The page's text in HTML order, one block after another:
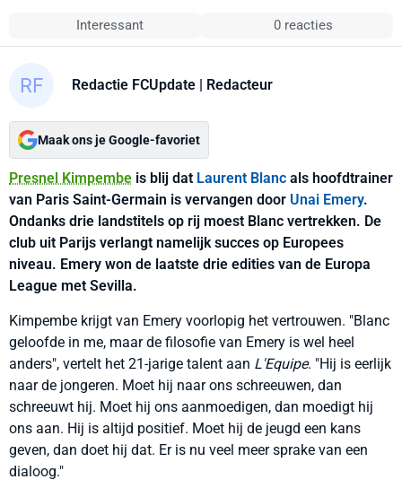
Interessant 0 reacties
Redactie FCUpdate | Redacteur
Maak ons je Google-favoriet
Presnel Kimpembe is blij dat Laurent Blanc als hoofdtrainer
van Paris Saint-Germain is vervangen door Unai Emery.
Ondanks drie landstitels op rij moest Blanc vertrekken. De
club uit Parijs verlangt namelijk succes op Europees
niveau. Emery won de laatste drie edities van de Europa
League met Sevilla.
Kimpembe krijgt van Emery voorlopig het vertrouwen. "Blanc
geloofde in me, maar de filosofie van Emery is wel heel
anders", vertelt het 21-jarige talent aan L'Equipe. "Hij is eerlijk
naar de jongeren. Moet hij naar ons schreeuwen, dan
schreeuwt hij. Moet hij ons aanmoedigen, dan moedigt hij
ons aan. Hij is altijd positief. Moet hij de jeugd een kans
geven, dan doet hij dat. Er is nu veel meer sprake van een
dialoog."